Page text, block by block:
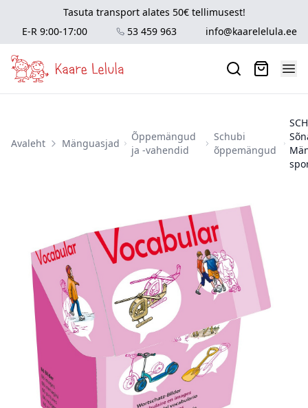
Tasuta transport alates 50€ tellimusest!
E-R 9:00-17:00
53 459 963 info@kaarelelula.ee
Avaleht Mänguasjad
Õppemängud
ja -vahendid
Schubi
õppemängud